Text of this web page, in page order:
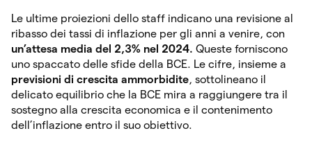
Le ultime proiezioni dello staff indicano una revisione al
ribasso dei tassi di inflazione per gli anni a venire, con
un’attesa media del 2,3% nel 2024. Queste forniscono
uno spaccato delle sfide della BCE. Le cifre, insieme a
previsioni di crescita ammorbidite, sottolineano il
delicato equilibrio che la BCE mira a raggiungere tra il
sostegno alla crescita economica e il contenimento
dell’inflazione entro il suo obiettivo.